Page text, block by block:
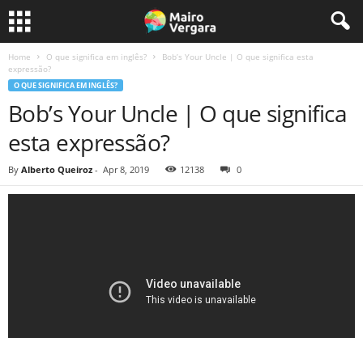
Home O que significa em inglês?
Bob’s Your Uncle | O que significa esta
expressão?
O QUE SIGNIFICA EM INGLÊS?
Bob’s Your Uncle | O que significa
esta expressão?
By Alberto Queiroz - Apr 8, 2019 12138 0